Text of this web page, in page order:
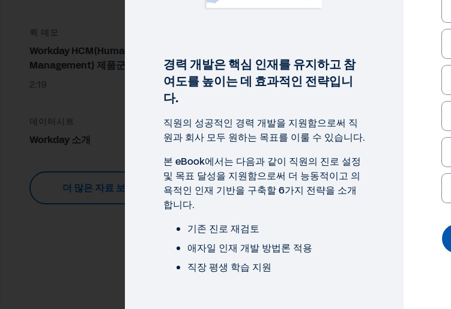
퀵 데모
Workday HCM(Human Capital
Management) 제품군 소프트웨어
2:19
데이터시트
Workday 소개
더 많은 자료 보기
경력 개발은 핵심 인재를 유지하고 참
여도를 높이는 데 효과적인 전략입니
다.
직원의 성공적인 경력 개발을 지원함으로써 직
원과 회사 모두 원하는 목표를 이룰 수 있습니다.
본 eBook에서는 다음과 같이 직원의 진로 설정
및 목표 달성을 지원함으로써 더 능동적이고 의
욕적인 인재 기반을 구축할 6가지 전략을 소개
합니다.
기존 진로 재검토
애자일 인재 개발 방법론 적용
직장 평생 학습 지원